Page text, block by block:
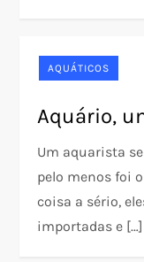
AQUÁTICOS
Aquário,
Um aquarista
pelo menos foi
coisa a sério,
importadas e […]